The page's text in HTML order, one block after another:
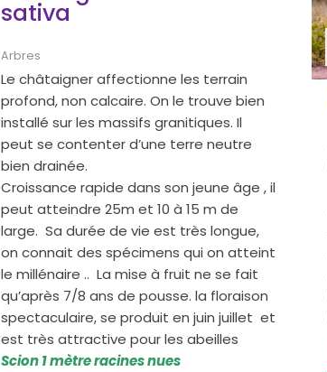
sativa
Arbres
Le châtaigner affectionne les terrain
profond, non calcaire. On le trouve bien
installé sur les massifs granitiques. Il
peut se contenter d’une terre neutre
bien drainée.
Croissance rapide dans son jeune âge , il
peut atteindre 25m et 10 à 15 m de
large. Sa durée de vie est très longue,
on connait des spécimens qui on atteint
le millénaire .. La mise à fruit ne se fait
qu’après 7/8 ans de pousse. la floraison
spectaculaire, se produit en juin juillet et
est très attractive pour les abeilles
Scion 1 mètre racines nues